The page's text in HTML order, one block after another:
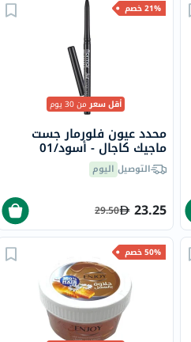
21% خصم
أقل سعرمن 30 يوم
محدد عيون فلورمار جست
ماجيك كاجال - أسود/01
التوصيل اليوم
23.25
29.50
50% خصم